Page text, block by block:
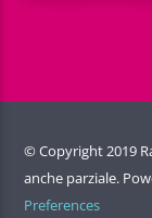
© Copyright 2019
anche parziale.
Preferences